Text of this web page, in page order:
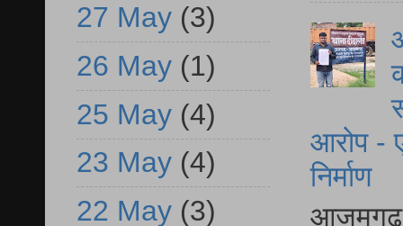
आरोप -
निर्माण
आजमगढ़
27 May (3)
26 May (1)
25 May (4)
23 May (4)
22 May (3)